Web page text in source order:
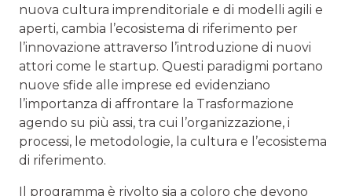
nuova cultura imprenditoriale e di modelli agili e
aperti, cambia l’ecosistema di riferimento per
l’innovazione attraverso l’introduzione di nuovi
attori come le startup. Questi paradigmi portano
nuove sfide alle imprese ed evidenziano
l’importanza di affrontare la Trasformazione
agendo su più assi, tra cui l’organizzazione, i
processi, le metodologie, la cultura e l’ecosistema
di riferimento.
Il programma è rivolto sia a coloro che devono